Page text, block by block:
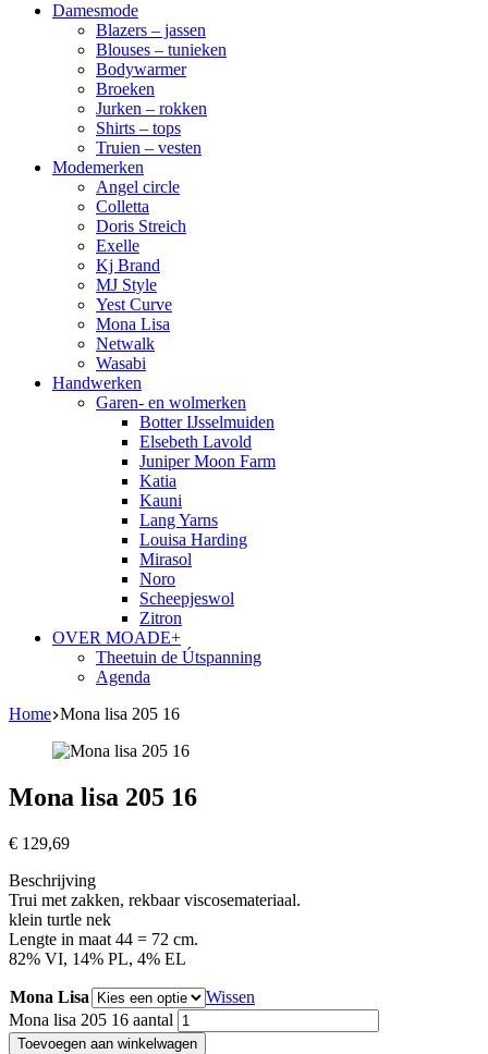
Damesmode
Blazers – jassen
Blouses – tunieken
Bodywarmer
Broeken
Jurken – rokken
Shirts – tops
Truien – vesten
Modemerken
Angel circle
Colletta
Doris Streich
Exelle
Kj Brand
MJ Style
Yest Curve
Mona Lisa
Netwalk
Wasabi
Handwerken
Garen- en wolmerken
Botter IJsselmuiden
Elsebeth Lavold
Juniper Moon Farm
Katia
Kauni
Lang Yarns
Louisa Harding
Mirasol
Noro
Scheepjeswol
Zitron
OVER MOADE+
Theetuin de Útspanning
Agenda
Home Mona lisa 205 16
Mona lisa 205 16
€ 129,69
Beschrijving
Trui met zakken, rekbaar viscosemateriaal.
klein turtle nek
Lengte in maat 44 = 72 cm.
82% VI, 14% PL, 4% EL
Mona Lisa
Wissen
Mona lisa 205 16 aantal
Toevoegen aan winkelwagen